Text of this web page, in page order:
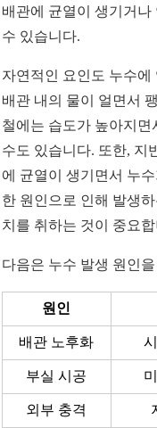
배관에 균열이 생기거
수 있습니다.
자연적인 요인도 누수
배관 내의 물이 얼면서
철에는 습도가 높아지
수도 있습니다. 또한, 지
에 균열이 생기면서 누
한 원인으로 인해 발생
치를 취하는 것이 중요
다음은 누수 발생 원인
원인
배관 노후화
부실 시공
외부 충격